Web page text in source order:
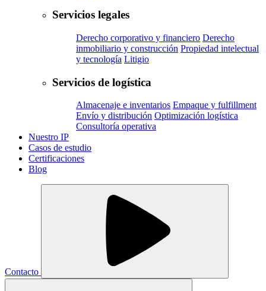
Servicios legales
Derecho corporativo y financiero Derecho
inmobiliario y construcción Propiedad intelectual
y tecnología Litigio
Servicios de logística
Almacenaje e inventarios Empaque y fulfillment
Envío y distribución Optimización logística
Consultoría operativa
Nuestro IP
Casos de estudio
Certificaciones
Blog
Contacto